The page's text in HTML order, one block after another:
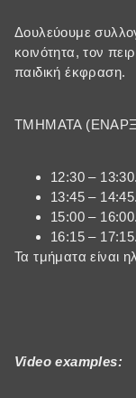
Δουλεύουμε
κοινότητα, τον
παιδική έκφραση.
TMHMATA
12:30 – 13:30.
13:45 – 14:45.
15:00 – 16:00.
16:15 – 17:15.
Τα τμήματα είναι
Video examples: